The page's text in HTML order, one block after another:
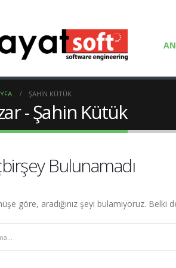
ŞAHIN KÜTÜK
- Şahin Kütük
Bulunamadı
göre, aradığınız şeyi bulamıyoruz. Belki